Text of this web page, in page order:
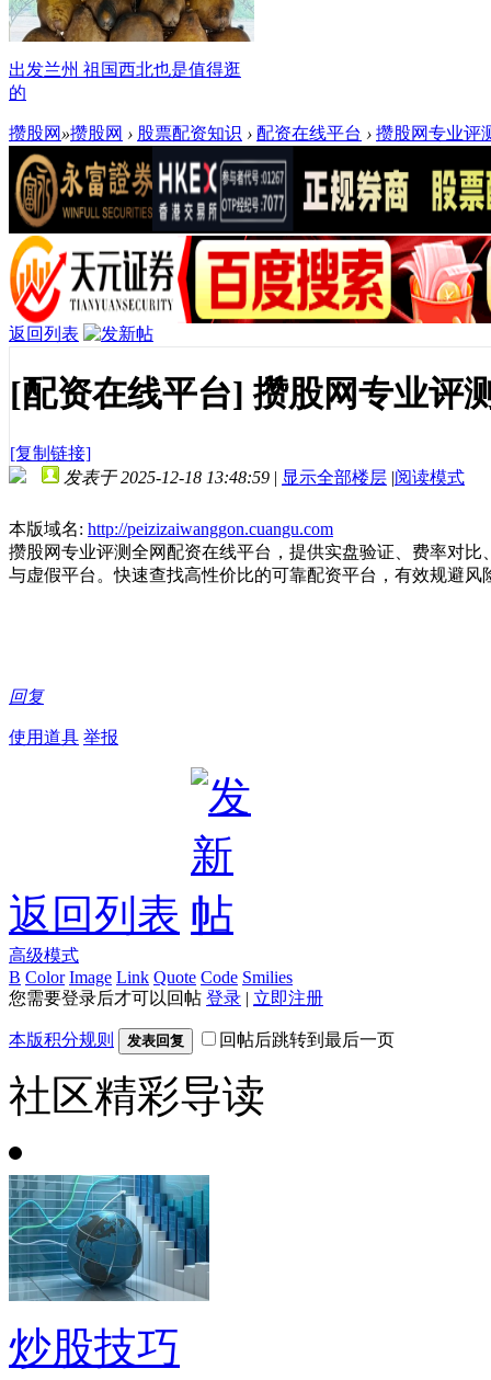
出发兰州 祖国西北也是值得逛
的
攒股网 »攒股网 › 股票配资知识 › 配资在线平台 › 攒股网专业评
返回列表
[配资在线平台]攒股网专业评
[复制链接]
发表于 2025-12-18 13:48:59 | 显示全部楼层 |阅读模式
本版域名: http://peizizaiwanggon.cuangu.com
攒股网专业评测全网配资在线平台，提供实盘验证、费率对
与虚假平台。快速查找高性价比的可靠配资平台，有效规避风
回复
使用道具 举报
返回列表
高级模式
B Color Image Link Quote Code Smilies
您需要登录后才可以回帖 登录 | 立即注册
本版积分规则 发表回复 回帖后跳转到最后一页
社区精彩导读
炒股技巧